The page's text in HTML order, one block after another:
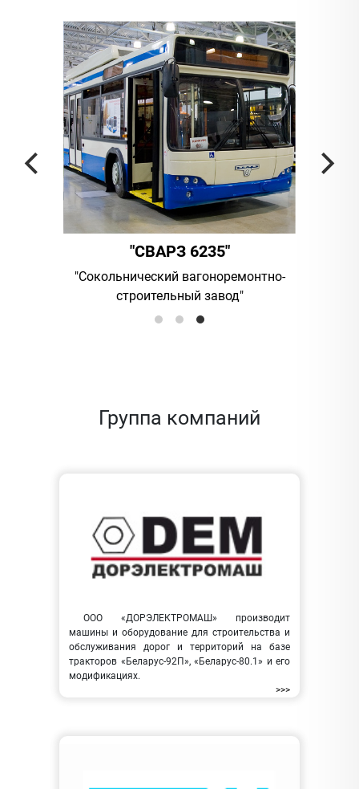
"СВАРЗ 6235"
"Сокольнический вагоноремонтно-
строительный завод"
Группа компаний
ООО «ДОРЭЛЕКТРОМАШ» производит
машины и оборудование для строительства и
обслуживания дорог и территорий на базе
тракторов «Беларус-92П», «Беларус-80.1» и его
модификациях.
>>>